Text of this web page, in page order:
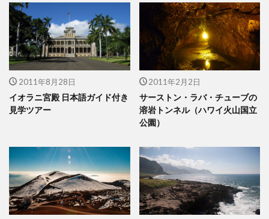
2011年8月28日
イオラニ宮殿 日本語ガイド付き
見学ツアー
2011年2月2日
サーストン・ラバ・チューブの
溶岩トンネル（ハワイ火山国立
公園）